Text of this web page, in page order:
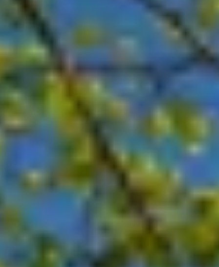
Château de Chamilly
Château de Chamirey
Château de Marsannay
Château de Meursault
Château de Pommard
Cité des vins Beaune
Domaine Besancenot
Domaine Borgnat
Domaine Chanson
Domaine de Montmain
Wijnproeverij & wijnhuizen Beaujolais
Wijnproeverij & wijnhuizen Bordeaux